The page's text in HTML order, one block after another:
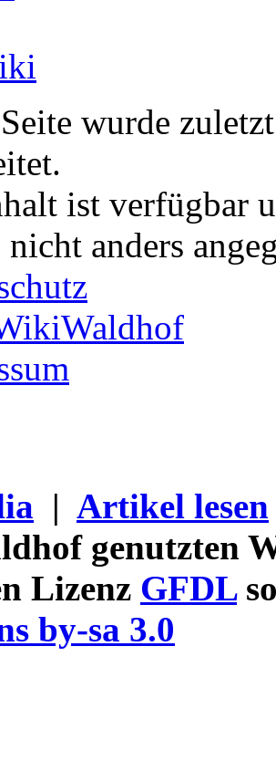
wurde
ist verfügbar
anders
| Artikel lesen
genutzten
Lizenz GFDL
by-sa 3.0